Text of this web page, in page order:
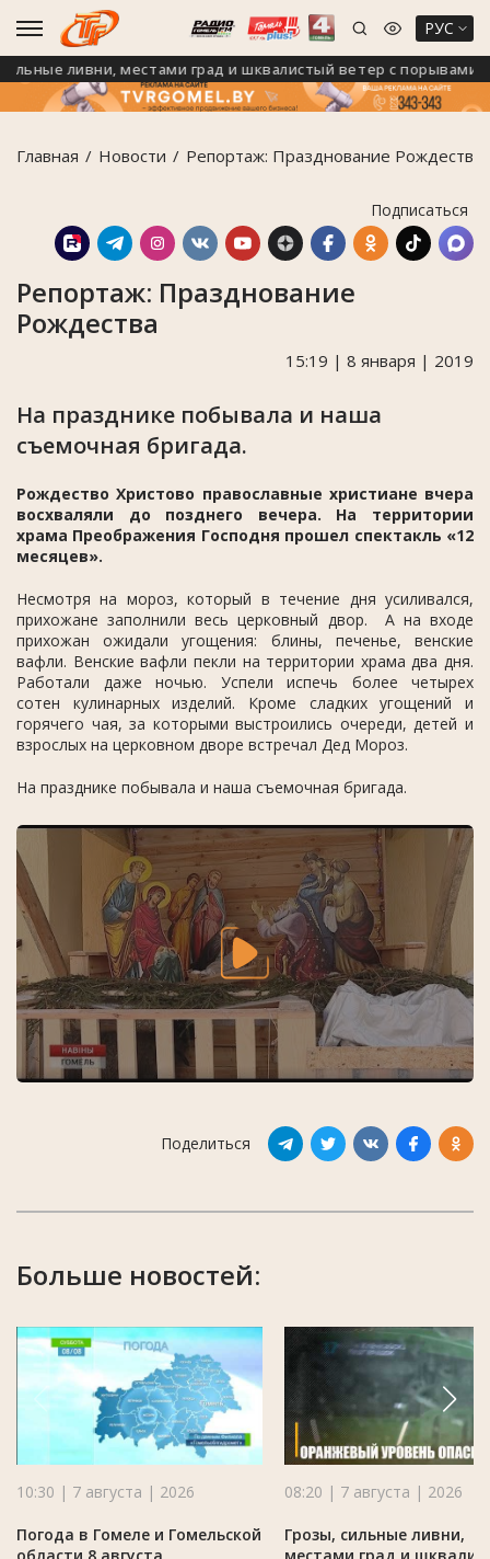
РУС
ливни, местами град и шквалистый ветер с порывами до
Главная Новости Репортаж: Празднование Рождества
Подписаться
Репортаж: Празднование
Рождества
15:19 | 8 января | 2019
На празднике побывала и наша
съемочная бригада.
Рождество Христово православные христиане вчера
восхваляли до позднего вечера. На территории
храма Преображения Господня прошел спектакль «12
месяцев».
Несмотря на мороз, который в течение дня усиливался,
прихожане заполнили весь церковный двор. А на входе
прихожан ожидали угощения: блины, печенье, венские
вафли. Венские вафли пекли на территории храма два дня.
Работали даже ночью. Успели испечь более четырех
сотен кулинарных изделий. Кроме сладких угощений и
горячего чая, за которыми выстроились очереди, детей и
взрослых на церковном дворе встречал Дед Мороз.
На празднике побывала и наша съемочная бригада.
Поделиться
Больше новостей:
10:30 | 7 августа | 2026
Погода в Гомеле и Гомельской
08:20 | 7 августа | 2026
Грозы, сильные ливни,